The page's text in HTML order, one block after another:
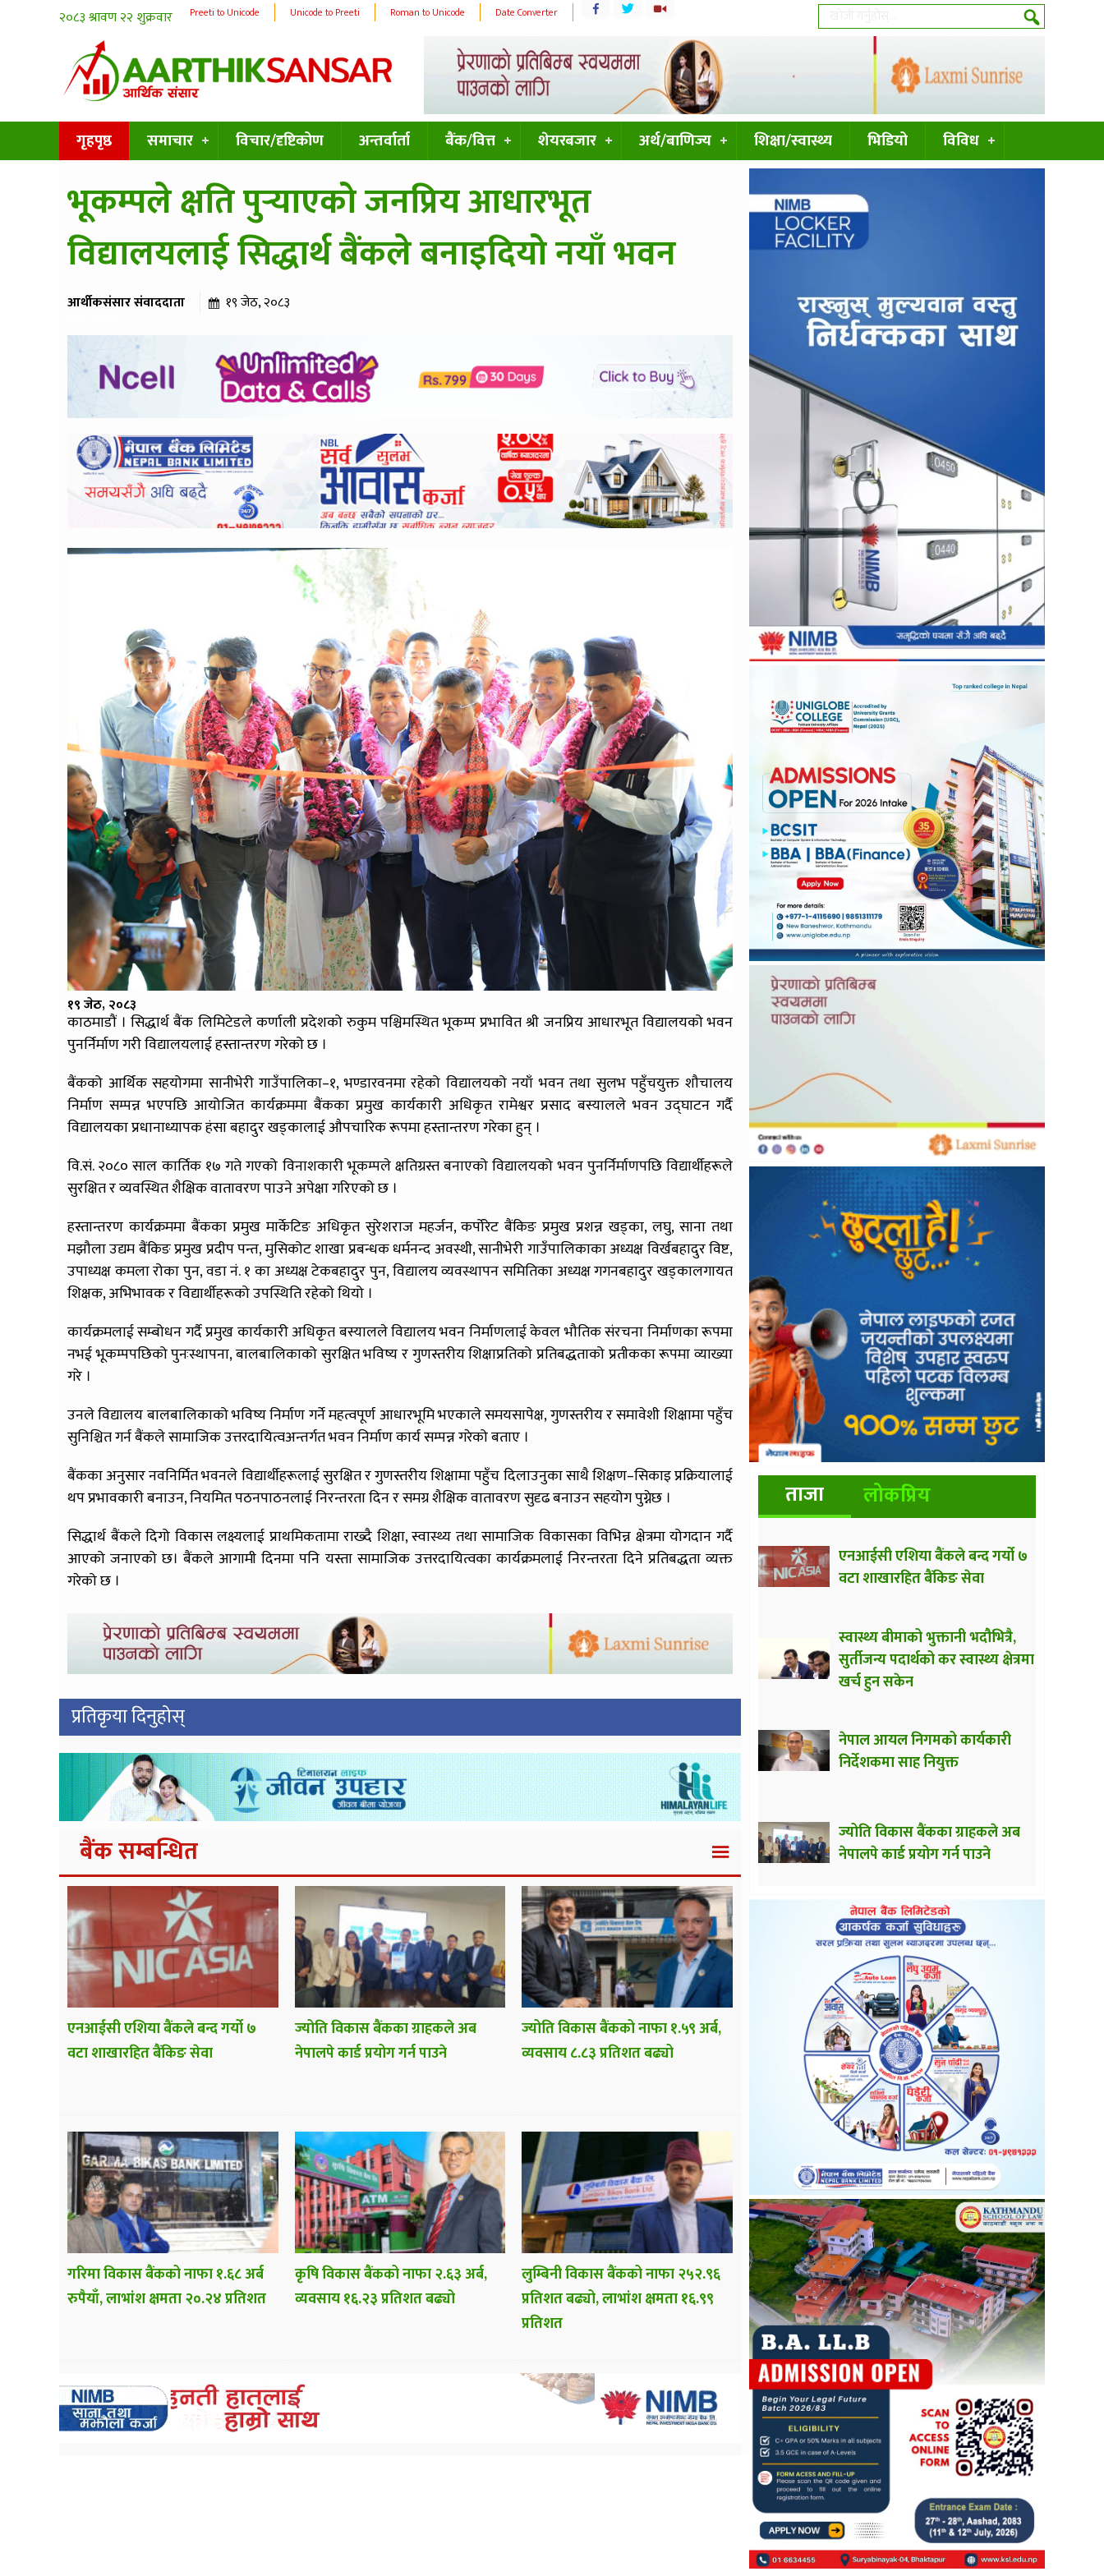
Preeti to Unicode Unicode to Preeti Roman to Unicode Date Converter
गृहपृष्ठ समाचार विचार/दृष्टिकोण अन्तर्वार्ता बैंक/वित्त शेयरबजार अर्थ/बाणिज्य शिक्षा/स्वास्थ्य भिडियो विविध
भूकम्पले क्षति पुर्‍याएको जनप्रिय आधारभूत
विद्यालयलाई सिद्धार्थ बैंकले बनाइदियो नयाँ भवन
आर्थीकसंसार संवाददाता १९ जेठ, २०८३
१९ जेठ, २०८३
काठमाडौं । सिद्धार्थ बैंक लिमिटेडले कर्णाली प्रदेशको रुकुम पश्चिमस्थित भूकम्प प्रभावित श्री जनप्रिय आधारभूत विद्यालयको भवन
पुनर्निर्माण गरी विद्यालयलाई हस्तान्तरण गरेको छ ।
बैंकको आर्थिक सहयोगमा सानीभेरी गाउँपालिका–१, भण्डारवनमा रहेको विद्यालयको नयाँ भवन तथा सुलभ पहुँचयुक्त शौचालय
निर्माण सम्पन्न भएपछि आयोजित कार्यक्रममा बैंकका प्रमुख कार्यकारी अधिकृत रामेश्वर प्रसाद बस्यालले भवन उद्घाटन गर्दै
विद्यालयका प्रधानाध्यापक हंसा बहादुर खड्कालाई औपचारिक रूपमा हस्तान्तरण गरेका हुन् ।
वि.सं. २०८० साल कार्तिक १७ गते गएको विनाशकारी भूकम्पले क्षतिग्रस्त बनाएको विद्यालयको भवन पुनर्निर्माणपछि विद्यार्थीहरूले
सुरक्षित र व्यवस्थित शैक्षिक वातावरण पाउने अपेक्षा गरिएको छ ।
हस्तान्तरण कार्यक्रममा बैंकका प्रमुख मार्केटिङ अधिकृत सुरेशराज महर्जन, कर्पोरेट बैंकिङ प्रमुख प्रशन्न खड्का, लघु, साना तथा
मझौला उद्यम बैंकिङ प्रमुख प्रदीप पन्त, मुसिकोट शाखा प्रबन्धक धर्मनन्द अवस्थी, सानीभेरी गाउँपालिकाका अध्यक्ष विर्खबहादुर विष्ट,
उपाध्यक्ष कमला रोका पुन, वडा नं. १ का अध्यक्ष टेकबहादुर पुन, विद्यालय व्यवस्थापन समितिका अध्यक्ष गगनबहादुर खड्कालगायत
शिक्षक, अभिभावक र विद्यार्थीहरूको उपस्थिति रहेको थियो ।
कार्यक्रमलाई सम्बोधन गर्दै प्रमुख कार्यकारी अधिकृत बस्यालले विद्यालय भवन निर्माणलाई केवल भौतिक संरचना निर्माणका रूपमा
नभई भूकम्पपछिको पुनःस्थापना, बालबालिकाको सुरक्षित भविष्य र गुणस्तरीय शिक्षाप्रतिको प्रतिबद्धताको प्रतीकका रूपमा व्याख्या
गरे ।
उनले विद्यालय बालबालिकाको भविष्य निर्माण गर्ने महत्वपूर्ण आधारभूमि भएकाले समयसापेक्ष, गुणस्तरीय र समावेशी शिक्षामा पहुँच
सुनिश्चित गर्न बैंकले सामाजिक उत्तरदायित्वअन्तर्गत भवन निर्माण कार्य सम्पन्न गरेको बताए ।
बैंकका अनुसार नवनिर्मित भवनले विद्यार्थीहरूलाई सुरक्षित र गुणस्तरीय शिक्षामा पहुँच दिलाउनुका साथै शिक्षण–सिकाइ प्रक्रियालाई
थप प्रभावकारी बनाउन, नियमित पठनपाठनलाई निरन्तरता दिन र समग्र शैक्षिक वातावरण सुदृढ बनाउन सहयोग पुग्नेछ ।
सिद्धार्थ बैंकले दिगो विकास लक्ष्यलाई प्राथमिकतामा राख्दै शिक्षा, स्वास्थ्य तथा सामाजिक विकासका विभिन्न क्षेत्रमा योगदान गर्दै
आएको जनाएको छ। बैंकले आगामी दिनमा पनि यस्ता सामाजिक उत्तरदायित्वका कार्यक्रमलाई निरन्तरता दिने प्रतिबद्धता व्यक्त
गरेको छ ।
प्रतिकृया दिनुहोस्
बैंक सम्बन्धित
एनआईसी एशिया बैंकले बन्द गर्यो ७
वटा शाखारहित बैंकिङ सेवा
ज्योति विकास बैंकका ग्राहकले अब
नेपालपे कार्ड प्रयोग गर्न पाउने
ज्योति विकास बैंकको नाफा १.५९ अर्ब,
व्यवसाय ८.८३ प्रतिशत बढ्यो
गरिमा विकास बैंकको नाफा १.६८ अर्ब
रुपैयाँ, लाभांश क्षमता २०.२४ प्रतिशत
कृषि विकास बैंकको नाफा २.६३ अर्ब,
व्यवसाय १६.२३ प्रतिशत बढ्यो
लुम्बिनी विकास बैंकको नाफा २५२.९६
प्रतिशत बढ्यो, लाभांश क्षमता १६.९९
प्रतिशत
ताजा लोकप्रिय
एनआईसी एशिया बैंकले बन्द गर्यो ७
वटा शाखारहित बैंकिङ सेवा
स्वास्थ्य बीमाको भुक्तानी भदौभित्रै,
सुर्तीजन्य पदार्थको कर स्वास्थ्य क्षेत्रमा
खर्च हुन सकेन
नेपाल आयल निगमको कार्यकारी
निर्देशकमा साह नियुक्त
ज्योति विकास बैंकका ग्राहकले अब
नेपालपे कार्ड प्रयोग गर्न पाउने